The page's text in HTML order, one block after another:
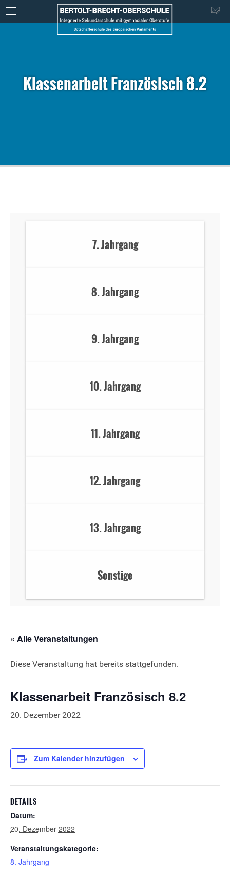
Klassenarbeit Französisch 8.2
7. Jahrgang
8. Jahrgang
9. Jahrgang
10. Jahrgang
11. Jahrgang
12. Jahrgang
13. Jahrgang
Sonstige
« Alle Veranstaltungen
Diese Veranstaltung hat bereits stattgefunden.
Klassenarbeit Französisch 8.2
20. Dezember 2022
Zum Kalender hinzufügen
DETAILS
Datum:
20. Dezember 2022
Veranstaltungskategorie:
8. Jahrgang